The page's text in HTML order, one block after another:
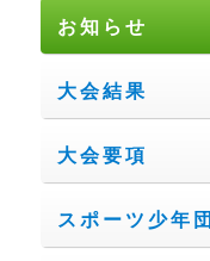
お知らせ
大会結果
大会要項
スポーツ少年団